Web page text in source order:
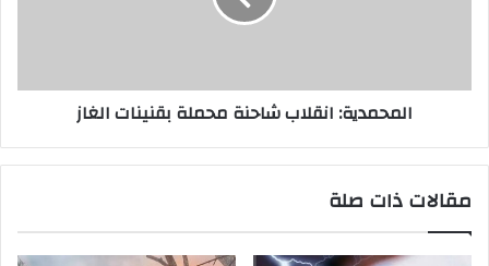
المحمدية: انقلاب شاحنة محملة بقنينات الغاز
مقالات ذات صلة